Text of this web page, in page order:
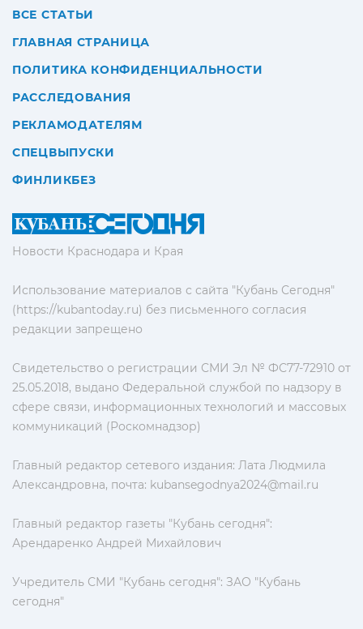
Новости Краснодара и Края
Использование материалов с сайта "Кубань Сегодня"
(https://kubantoday.ru) без письменного согласия
редакции запрещено
Свидетельство о регистрации СМИ Эл № ФС77-72910 от
25.05.2018, выдано Федеральной службой по надзору в
сфере связи, информационных технологий и массовых
коммуникаций (Роскомнадзор)
Главный редактор сетевого издания: Лата Людмила
Александровна, почта: kubansegodnya2024@mail.ru
Главный редактор газеты "Кубань сегодня":
Арендаренко Андрей Михайлович
Учредитель СМИ "Кубань сегодня": ЗАО "Кубань
сегодня"
ВСЕ СТАТЬИ
ГЛАВНАЯ СТРАНИЦА
ПОЛИТИКА КОНФИДЕНЦИАЛЬНОСТИ
РАССЛЕДОВАНИЯ
РЕКЛАМОДАТЕЛЯМ
СПЕЦВЫПУСКИ
ФИНЛИКБЕЗ